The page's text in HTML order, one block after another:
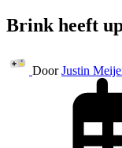
Brink heeft
Door Justin